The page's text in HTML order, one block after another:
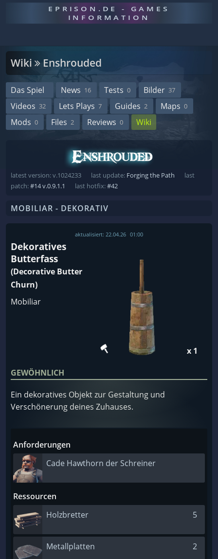
EPRISON.DE - GAMES
INFORMATION
Wiki Enshrouded
Das Spiel News 16 Tests 0 Bilder 37
Videos 32 Lets Plays 7 Guides 2 Maps 0
Mods 0 Files 2 Reviews 0 Wiki
latest version: v.1024233 last update: Forging the Path
last
patch:#14 v.0.9.1.1 last hotfix:#42
MOBILIAR - DEKORATIV
aktualisiert: 22.04.26 01:00
Dekoratives
Butterfass
(Decorative Butter
Churn)
Mobiliar
x 1
GEWÖHNLICH
Ein dekoratives Objekt zur Gestaltung und
Verschönerung deines Zuhauses.
Anforderungen
Cade Hawthorn der Schreiner
Ressourcen
Holzbretter
5
Metallplatten 2